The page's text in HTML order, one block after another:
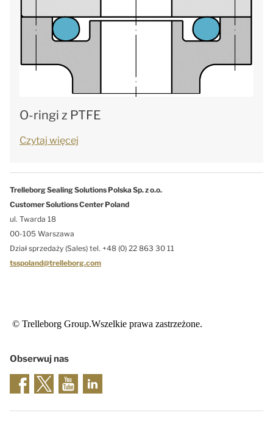
O-ringi z PTFE
Czytaj więcej
Trelleborg Sealing Solutions Polska Sp. z o.o.
Customer Solutions Center Poland
ul. Twarda 18
00-105 Warszawa
Dział sprzedaży (Sales) tel. +48 (0) 22 863 30 11
tsspoland@trelleborg.com
© Trelleborg Group.Wszelkie prawa zastrzeżone.
Obserwuj nas